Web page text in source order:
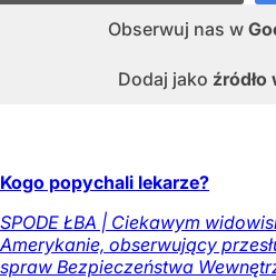
Obserwuj nas w
Dodaj jako źródło
Kogo popychali lekarze?
SPODE ŁBA | Ciekawym
Amerykanie, obserwujący
spraw Bezpieczeństwa